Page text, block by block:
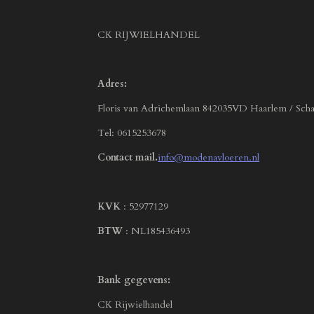
CK RIJWIELHANDEL
Adres:
Floris van Adrichemlaan 842035VD Haarlem /
Tel: 0615253678
Contact mail.info@modenavloeren.nl
KVK : 52977129
BTW : NL185436493
Bank gegevens:
CK Rijwielhandel